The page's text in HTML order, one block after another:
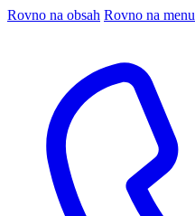
Rovno na obsah Rovno na menu